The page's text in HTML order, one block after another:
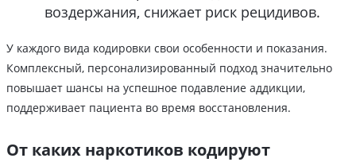
воздержания, снижает риск рецидивов.
У каждого вида кодировки свои особенности и показания.
Комплексный, персонализированный подход значительно
повышает шансы на успешное подавление аддикции,
поддерживает пациента во время восстановления.
От каких наркотиков кодируют